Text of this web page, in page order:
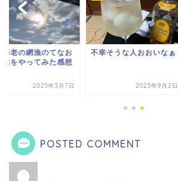
海老の網漁のてなお
業をやってみた感想
2025年3月7日
不幸そうな人おおいなぁ
2025年9月2日
POSTED COMMENT